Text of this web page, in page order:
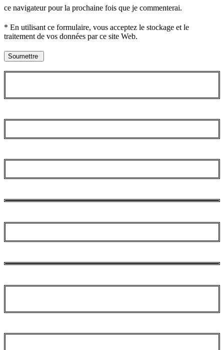
ce navigateur pour la prochaine fois que je commenterai.
* En utilisant ce formulaire, vous acceptez le stockage et le
traitement de vos données par ce site Web.